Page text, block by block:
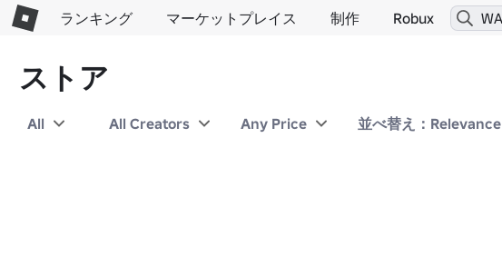
ランキング マーケットプレイス 制作 Robux
ストア
All All Creators Any Price 並べ替え：Relevance